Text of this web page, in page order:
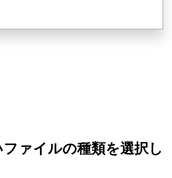
ァイルの種類を選択し